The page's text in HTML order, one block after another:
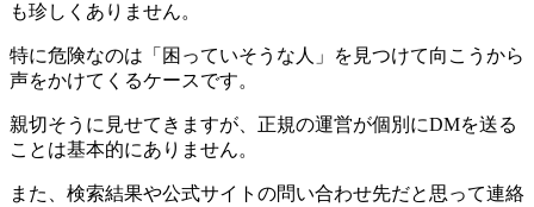
も珍しくありません。
特に危険なのは「困っていそうな人」を見つけて向こうから
声をかけてくるケースです。
親切そうに見せてきますが、正規の運営が個別にDMを送る
ことは基本的にありません。
また、検索結果や公式サイトの問い合わせ先だと思って連絡